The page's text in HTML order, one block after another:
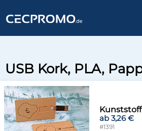
USB Kork, PLA,
ab 3,26 €
#1391